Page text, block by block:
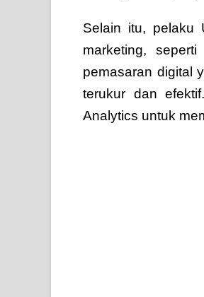
Selain itu, pelaku
marketing,
pemasaran digital
terukur dan
Analytics untuk